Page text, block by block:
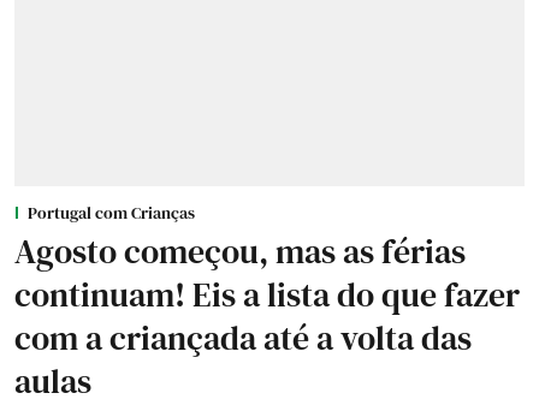
Portugal com Crianças
Agosto começou, mas as férias
continuam! Eis a lista do que fazer
com a criançada até a volta das
aulas